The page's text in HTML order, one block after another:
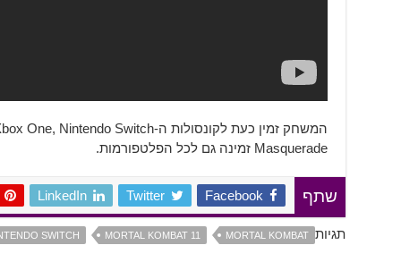
Masquerade זמינה גם לכל הפלטפורמות.
שתף Facebook
Twitter
LinkedIn
תגיות MORTAL KOMBAT
MORTAL KOMBAT 11
SWITCH